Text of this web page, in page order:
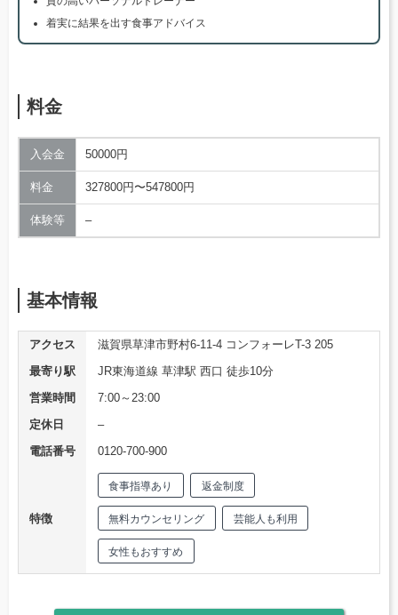
着実に結果を出す食事アドバイス
料金
入会金 50000円
料金 327800円〜547800円
体験等 –
基本情報
アクセス
滋賀県草津市野村6-11-4 コンフォーレT-3 205
最寄り駅
JR東海道線 草津駅 西口 徒歩10分
営業時間
7:00～23:00
定休日
–
電話番号
0120-700-900
特徴
食事指導あり 返金制度
無料カウンセリング 芸能人も利用
女性もおすすめ